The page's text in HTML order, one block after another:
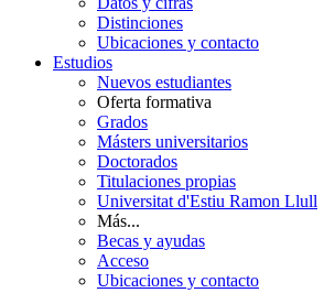
Distinciones
Ubicaciones y contacto
Estudios
Nuevos estudiantes
Oferta formativa
Grados
Másters universitarios
Doctorados
Titulaciones propias
Universitat d'Estiu Ramon Llull
Más...
Becas y ayudas
Acceso
Ubicaciones y contacto